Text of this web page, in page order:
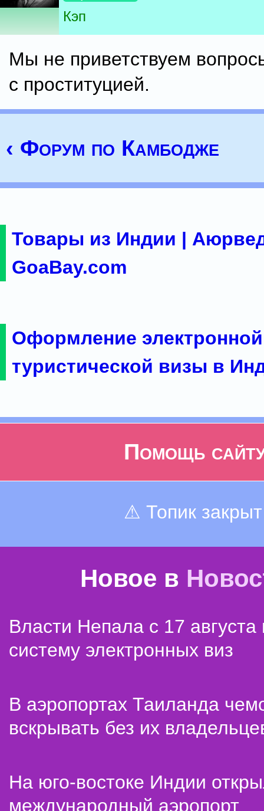
Кэп
Мы не приветствуем
с проституцией.
‹ Форум по Камбодже
Товары из Индии |
GoaBay.com
Оформление электронной
туристической визы в
Помощь
⚠ Топик закрыт
Новое в
Власти Непала с 17 августа
систему электронных виз
В аэропортах Таиланда
вскрывать без их
На юго-востоке Индии
международный аэропорт